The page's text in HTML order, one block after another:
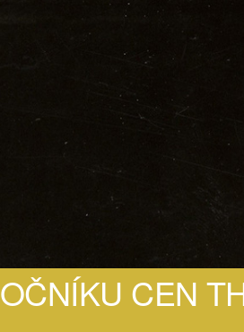
CEN